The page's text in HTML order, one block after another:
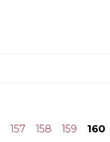
157 158 159 160